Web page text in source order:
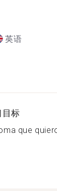
英语
目标
que